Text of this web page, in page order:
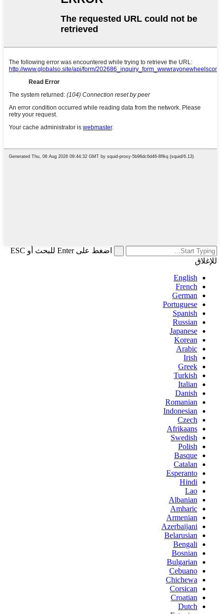
اضغط على Enter للبحث أو ESC
للإغلاق
English
French
German
Portuguese
Spanish
Russian
Japanese
Korean
Arabic
Irish
Greek
Turkish
Italian
Danish
Romanian
Indonesian
Czech
Afrikaans
Swedish
Polish
Basque
Catalan
Esperanto
Hindi
Lao
Albanian
Amharic
Armenian
Azerbaijani
Belarusian
Bengali
Bosnian
Bulgarian
Cebuano
Chichewa
Corsican
Croatian
Dutch